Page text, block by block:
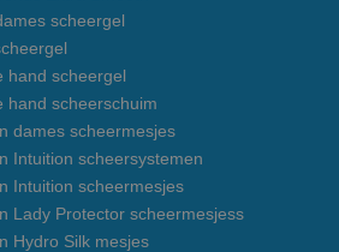
scheergel
hand scheergel
hand scheerschuim
dames scheermesjes
Intuition scheersystemen
Intuition scheermesjes
Lady Protector scheermesjess
Hydro Silk mesjes